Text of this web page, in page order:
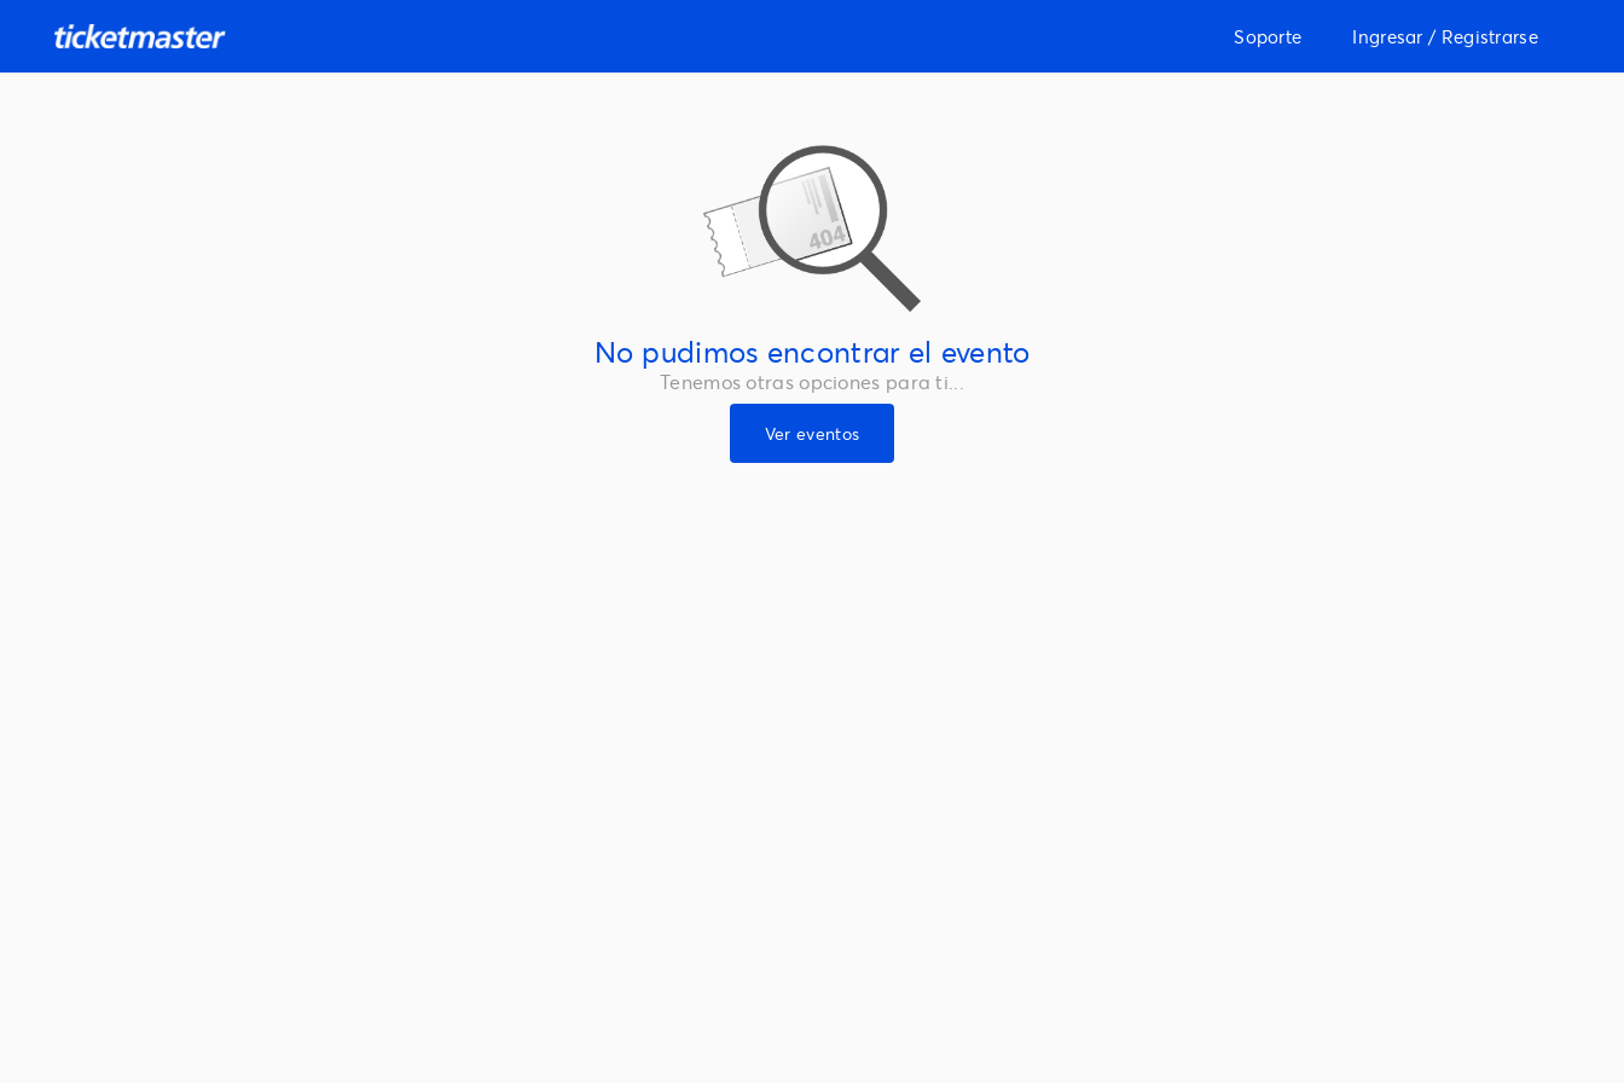
Soporte Ingresar / Registrarse
No pudimos encontrar el evento
Tenemos otras opciones para ti...
Ver eventos